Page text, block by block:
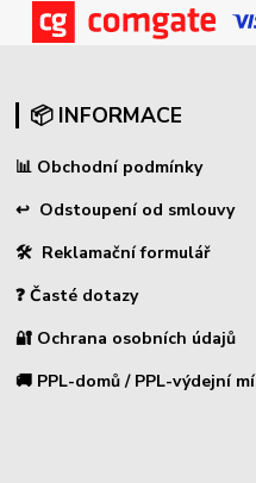
📦 INFORMACE
📊 Obchodní podmínky
↩ Odstoupení od smlouvy
🛠 Reklamační formulář
❓ Časté dotazy
🔐 Ochrana osobních údajů
🚚 PPL-domů / PPL-výdejní